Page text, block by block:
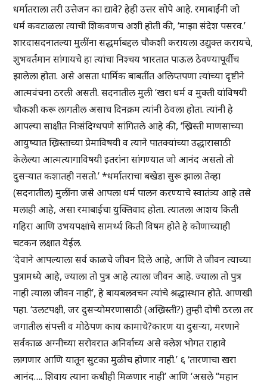
धर्मातराला तरी उत्तेजन का द्यावे? हेही उत्तर सोपे आहे. रमाबाईंनी जो
धर्म कवटाळला त्याची शिकवणच अशी होती की, ‘माझा संदेश पसरव.’
शारदासदनातल्या मुलींना सद्धर्माबद्दल चौकशी करायला उद्युक्त करायचे,
शुभवर्तमान सांगायचे हा त्यांचा निश्चय भारतात पाऊल ठेवण्यापूर्वीच
झालेला होता. असे असता धार्मिक बाबतींत अलिप्तपणा त्यांच्या दृष्टीने
आत्मवंचना ठरली असती. सदनातील मुली ‘खरा धर्म व मुक्ती यांविषयी
चौकशी करू लागतील असाच दिनक्रम त्यांनी ठेवला होता. त्यांनी हे
आपल्या साक्षीत निःसंदिग्धपणे सांगितले आहे की, ‘ख्रिस्ती माणसाच्या
आयुष्यात ख्रिस्ताच्या प्रेमाविषयी व त्याने पातक्यांच्या उद्धारासाठी
केलेल्या आत्मत्यागाविषयी इतरांना सांगण्यात जो आनंद असतो तो
दुसऱ्यात कशातही नसतो.’ *धर्मातराचा बखेडा सुरू झाला तेव्हा
(सदनातील) मुलींना जसे आपला धर्म पालन करण्याचे स्वातंत्र्य आहे तसे
मलाही आहे, असा रमाबाईंचा युक्तिवाद होता. त्यातला आशय किती
गहिरा आणि उभयपक्षांचे सामर्थ्य किती विषम होते हे कोणाच्याही
चटकन लक्षात येईल.
‘देवाने आपल्याला सर्व काळचे जीवन दिले आहे, आणि ते जीवन त्याच्या
पुत्रामध्ये आहे, ज्याला तो पुत्र आहे त्याला जीवन आहे. ज्याला तो पुत्र
नाही त्याला जीवन नाही’, हे बायबलवचन त्यांचे श्रद्धास्थान होते. आणखी
पहा. ‘उलटपक्षी, जर दुसऱ्याेमरणासाठी (अख्रिस्ती?) तुम्ही दोषी ठरला तर
जगातील संपत्ती व मोठेपण काय कामाचे?कारण या दुसऱ्या, मरणाने
सर्वकाळ अग्नीच्या सरोवरात अनिर्वाच्य असे क्लेश भोगत राहावे
लागणार आणि यातून सुटका मुळीच होणार नाही.’ ६ ‘तारणाचा खरा
आनंद…. शिवाय त्याना कधीही मिळणार नाही’ आणि ‘असले “महान